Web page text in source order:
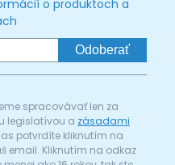
o produktoch a
Odoberať
spracovávať len za
legislatívou a zásadami
potvrdíte kliknutím na
email. Kliknutím na odkaz